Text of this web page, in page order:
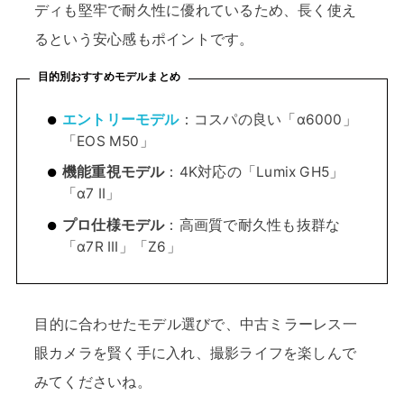
ディも堅牢で耐久性に優れているため、長く使え
るという安心感もポイントです。
目的別おすすめモデルまとめ
エントリーモデル：コスパの良い「α6000」
「EOS M50」
機能重視モデル：4K対応の「Lumix GH5」
「α7 II」
プロ仕様モデル：高画質で耐久性も抜群な
「α7R III」「Z6」
目的に合わせたモデル選びで、中古ミラーレス一
眼カメラを賢く手に入れ、撮影ライフを楽しんで
みてくださいね。